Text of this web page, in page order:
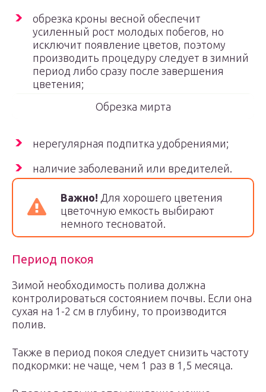
обрезка кроны весной обеспечит
усиленный рост молодых побегов, но
исключит появление цветов, поэтому
производить процедуру следует в зимний
период либо сразу после завершения
цветения;
Обрезка мирта
нерегулярная подпитка удобрениями;
наличие заболеваний или вредителей.
Важно! Для хорошего цветения
цветочную емкость выбирают
немного тесноватой.
Период покоя
Зимой необходимость полива должна
контролироваться состоянием почвы. Если она
сухая на 1-2 см в глубину, то производится
полив.
Также в период покоя следует снизить частоту
подкормки: не чаще, чем 1 раз в 1,5 месяца.